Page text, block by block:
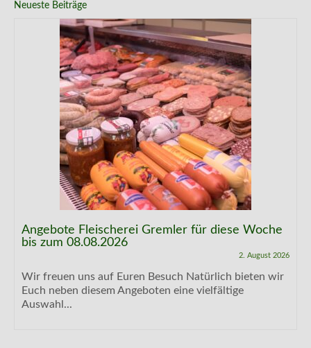
Neueste Beiträge
Angebote Fleischerei Gremler für diese Woche
bis zum 08.08.2026
2. August 2026
Wir freuen uns auf Euren Besuch Natürlich bieten wir
Euch neben diesem Angeboten eine vielfältige
Auswahl...